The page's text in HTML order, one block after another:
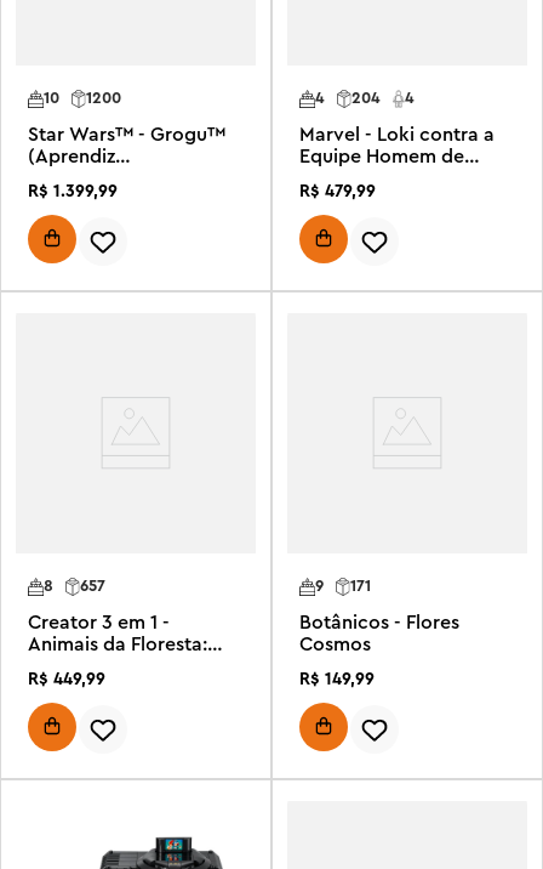
10 1200
Star Wars™ - Grogu™
(Aprendiz
R$ 1 .399,99
204
4 4
Marvel - Loki contra a
Equipe Homem de
R$ 479,99
8 657
Creator 3 em 1 -
Animais da Floresta:
R$ 449,99
9 171
Botânicos - Flores
Cosmos
R$ 149,99